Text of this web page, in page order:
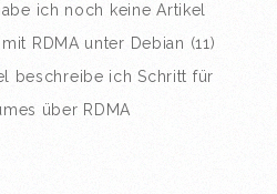
ich noch keine Artikel
RDMA unter Debian (11)
beschreibe ich Schritt für
über RDMA